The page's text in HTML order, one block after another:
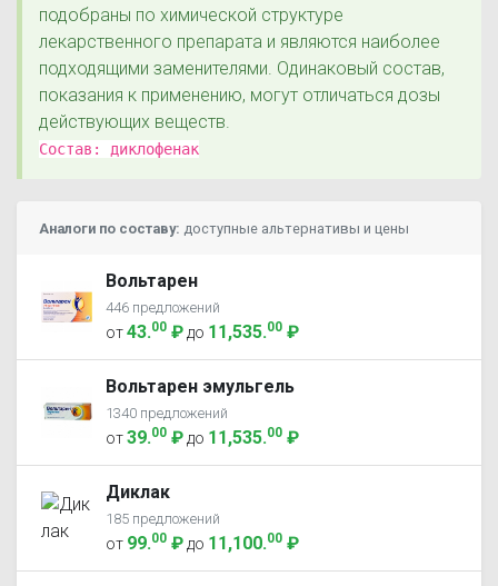
подобраны по химической структуре
лекарственного препарата и являются наиболее
подходящими заменителями. Одинаковый состав,
показания к применению, могут отличаться дозы
действующих веществ.
Состав: диклофенак
Аналоги по составу: доступные альтернативы и цены
Вольтарен
446 предложений
от43.00 ₽ до 11,535.00 ₽
Вольтарен эмульгель
1340 предложений
от39.00 ₽ до 11,535.00 ₽
Диклак
185 предложений
от 99.00 ₽ до 11,100.00 ₽